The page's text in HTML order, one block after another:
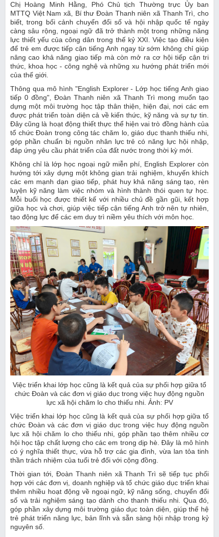
Chị Hoàng Minh Hằng, Phó Chủ tịch Thường trực Ủy ban
MTTQ Việt Nam xã, Bí thư Đoàn Thanh niên xã Thanh Trì, cho
biết, trong bối cảnh chuyển đổi số và hội nhập quốc tế ngày
càng sâu rộng, ngoại ngữ đã trở thành một trong những năng
lực thiết yếu của công dân trong thế kỷ XXI. Việc tạo điều kiện
để trẻ em được tiếp cận tiếng Anh ngay từ sớm không chỉ giúp
nâng cao khả năng giao tiếp mà còn mở ra cơ hội tiếp cận tri
thức, khoa học - công nghệ và những xu hướng phát triển mới
của thế giới.
Thông qua mô hình "English Explorer - Lớp học tiếng Anh giao
tiếp 0 đồng", Đoàn Thanh niên xã Thanh Trì mong muốn tạo
dựng một môi trường học tập thân thiện, hiện đại, nơi các em
được phát triển toàn diện cả về kiến thức, kỹ năng và sự tự tin.
Đây cũng là hoạt động thiết thực thể hiện vai trò đồng hành của
tổ chức Đoàn trong công tác chăm lo, giáo dục thanh thiếu nhi,
góp phần chuẩn bị nguồn nhân lực trẻ có năng lực hội nhập,
đáp ứng yêu cầu phát triển của đất nước trong thời kỳ mới.
Không chỉ là lớp học ngoại ngữ miễn phí, English Explorer còn
hướng tới xây dựng một không gian trải nghiệm, khuyến khích
các em mạnh dạn giao tiếp, phát huy khả năng sáng tạo, rèn
luyện kỹ năng làm việc nhóm và hình thành thói quen tự học.
Mỗi buổi học được thiết kế với nhiều chủ đề gần gũi, kết hợp
giữa học và chơi, giúp việc tiếp cận tiếng Anh trở nên tự nhiên,
tạo động lực để các em duy trì niềm yêu thích với môn học.
Việc triển khai lớp học cũng là kết quả của sự phối hợp giữa tổ
chức Đoàn và các đơn vị giáo dục trong việc huy động nguồn
lực xã hội chăm lo cho thiếu nhi. Ảnh: PV
Việc triển khai lớp học cũng là kết quả của sự phối hợp giữa tổ
chức Đoàn và các đơn vị giáo dục trong việc huy động nguồn
lực xã hội chăm lo cho thiếu nhi, góp phần tạo thêm nhiều cơ
hội học tập chất lượng cho các em trong dịp hè. Đây là mô hình
có ý nghĩa thiết thực, vừa hỗ trợ các gia đình, vừa lan tỏa tinh
thần trách nhiệm của tuổi trẻ đối với cộng đồng.
Thời gian tới, Đoàn Thanh niên xã Thanh Trì sẽ tiếp tục phối
hợp với các đơn vị, doanh nghiệp và tổ chức giáo dục triển khai
thêm nhiều hoạt động về ngoại ngữ, kỹ năng sống, chuyển đổi
số và trải nghiệm sáng tạo dành cho thanh thiếu nhi. Qua đó,
góp phần xây dựng môi trường giáo dục toàn diện, giúp thế hệ
trẻ phát triển năng lực, bản lĩnh và sẵn sàng hội nhập trong kỷ
nguyên số.